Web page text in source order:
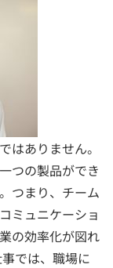
はありません。
つの製品ができ
つまり、チーム
ミュニケーショ
の効率化が図れ
では、職場に